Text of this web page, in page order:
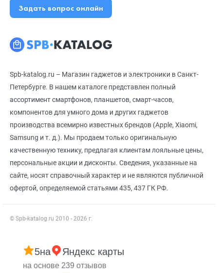
Spb-katalog.ru – Магазин гаджетов и электроники в Санкт-
Петербурге. В нашем каталоге представлен полный
ассортимент смартфонов, планшетов, смарт-часов,
компонентов для умного дома и других гаджетов
производства всемирно известных брендов (Apple, Xiaomi,
Samsung и т. д.). Мы продаем только оригинальную
качественную технику, предлагая клиентам лояльные цены,
персональные акции и дисконты. Сведения, указанные на
сайте, носят справочный характер и не являются публичной
офертой, определяемой статьями 435, 437 ГК РФ.
© Spb-katalog.ru 2010 - 2026 г.
Задать вопрос онлайн
5на Яндекс карты
на основе 239 отзывов